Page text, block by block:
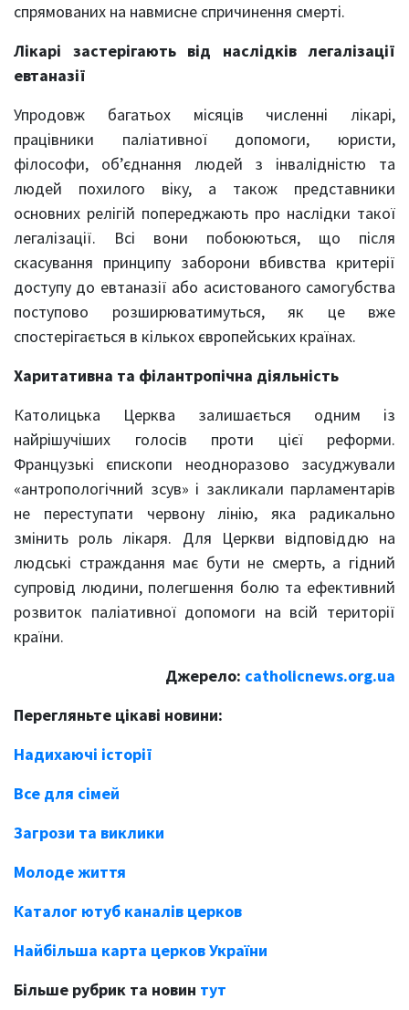
спрямованих на навмисне спричинення смерті.
Лікарі застерігають від наслідків легалізації
евтаназії
Упродовж багатьох місяців численні лікарі,
працівники паліативної допомоги, юристи,
філософи, об’єднання людей з інвалідністю та
людей похилого віку, а також представники
основних релігій попереджають про наслідки такої
легалізації. Всі вони побоюються, що після
скасування принципу заборони вбивства критерії
доступу до евтаназії або асистованого самогубства
поступово розширюватимуться, як це вже
спостерігається в кількох європейських країнах.
Харитативна та філантропічна діяльність
Католицька Церква залишається одним із
найрішучіших голосів проти цієї реформи.
Французькі єпископи неодноразово засуджували
«антропологічний зсув» і закликали парламентарів
не переступати червону лінію, яка радикально
змінить роль лікаря. Для Церкви відповіддю на
людські страждання має бути не смерть, а гідний
супровід людини, полегшення болю та ефективний
розвиток паліативної допомоги на всій території
країни.
Джерело: catholicnews.org.ua
Перегляньте цікаві новини:
Надихаючі історії
Все для сімей
Загрози та виклики
Молоде життя
Каталог ютуб каналів церков
Найбільша карта церков України
Більше рубрик та новин тут